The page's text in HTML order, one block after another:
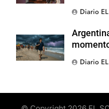
Diario
Diario